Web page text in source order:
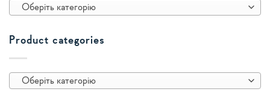
Оберіть категорію
Product categories
Оберіть категорію